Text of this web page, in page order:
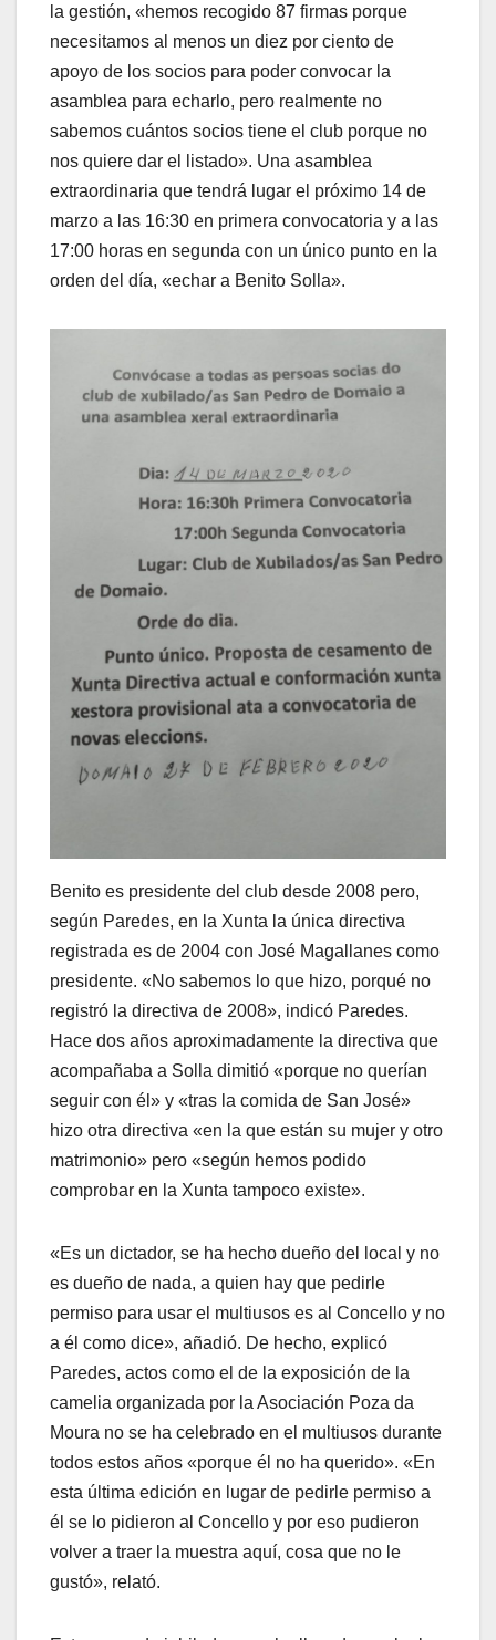
la gestión, «hemos recogido 87 firmas porque
necesitamos al menos un diez por ciento de
apoyo de los socios para poder convocar la
asamblea para echarlo, pero realmente no
sabemos cuántos socios tiene el club porque no
nos quiere dar el listado». Una asamblea
extraordinaria que tendrá lugar el próximo 14 de
marzo a las 16:30 en primera convocatoria y a las
17:00 horas en segunda con un único punto en la
orden del día, «echar a Benito Solla».
Benito es presidente del club desde 2008 pero,
según Paredes, en la Xunta la única directiva
registrada es de 2004 con José Magallanes como
presidente. «No sabemos lo que hizo, porqué no
registró la directiva de 2008», indicó Paredes.
Hace dos años aproximadamente la directiva que
acompañaba a Solla dimitió «porque no querían
seguir con él» y «tras la comida de San José»
hizo otra directiva «en la que están su mujer y otro
matrimonio» pero «según hemos podido
comprobar en la Xunta tampoco existe».
«Es un dictador, se ha hecho dueño del local y no
es dueño de nada, a quien hay que pedirle
permiso para usar el multiusos es al Concello y no
a él como dice», añadió. De hecho, explicó
Paredes, actos como el de la exposición de la
camelia organizada por la Asociación Poza da
Moura no se ha celebrado en el multiusos durante
todos estos años «porque él no ha querido». «En
esta última edición en lugar de pedirle permiso a
él se lo pidieron al Concello y por eso pudieron
volver a traer la muestra aquí, cosa que no le
gustó», relató.